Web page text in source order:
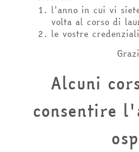
l'anno in cui vi
volta al corso di
le vostre
Alcuni
consentire